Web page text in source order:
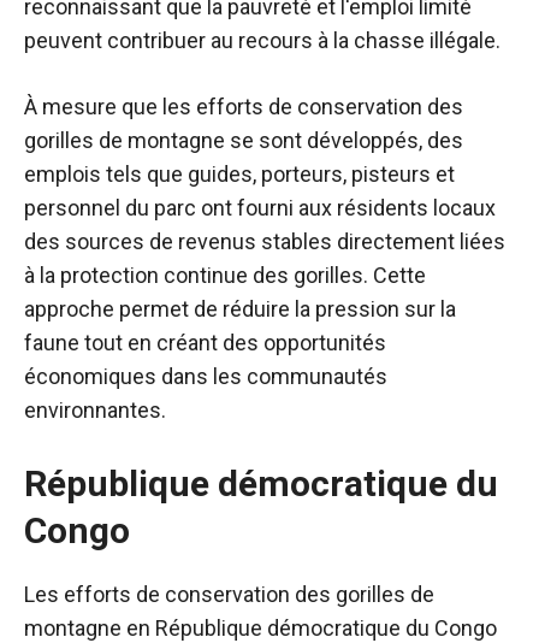
reconnaissant que la pauvreté et l'emploi limité
peuvent contribuer au recours à la chasse illégale.
À mesure que les efforts de conservation des
gorilles de montagne se sont développés, des
emplois tels que guides, porteurs, pisteurs et
personnel du parc ont fourni aux résidents locaux
des sources de revenus stables directement liées
à la protection continue des gorilles. Cette
approche permet de réduire la pression sur la
faune tout en créant des opportunités
économiques dans les communautés
environnantes.
République démocratique du
Congo
Les efforts de conservation des gorilles de
montagne en République démocratique du Congo